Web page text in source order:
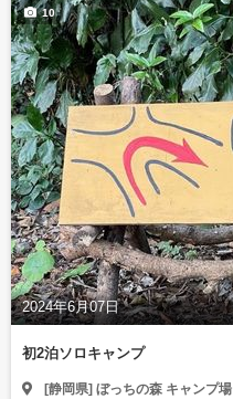
2024年6月07日
10
初2泊ソロキャンプ
[静岡県] ぼっちの森 キャンプ場